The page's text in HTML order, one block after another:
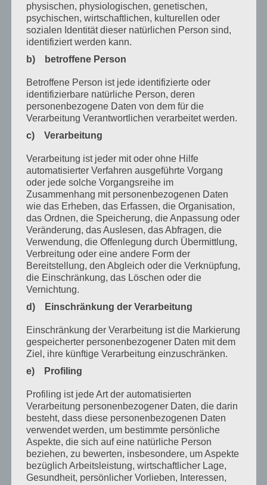
Dezember 2023
November 2023
Oktober 2023
September 2023
Juli 2023
Juni 2023
Mai 2023
April 2023
März 2023
Februar 2023
Dezember 2022
November 2022
Oktober 2022
September 2022
August 2022
Juli 2022
April 2022
Februar 2022
Januar 2022
Dezember 2021
Oktober 2021
September 2021
physischen, physiologischen, genetischen,
psychischen, wirtschaftlichen, kulturellen oder
sozialen Identität dieser natürlichen Person sind,
identifiziert werden kann.
b) betroffene Person
Betroffene Person ist jede identifizierte oder
identifizierbare natürliche Person, deren
personenbezogene Daten von dem für die
Verarbeitung Verantwortlichen verarbeitet werden.
c) Verarbeitung
Verarbeitung ist jeder mit oder ohne Hilfe
automatisierter Verfahren ausgeführte Vorgang
oder jede solche Vorgangsreihe im
Zusammenhang mit personenbezogenen Daten
wie das Erheben, das Erfassen, die Organisation,
das Ordnen, die Speicherung, die Anpassung oder
Veränderung, das Auslesen, das Abfragen, die
Verwendung, die Offenlegung durch Übermittlung,
Verbreitung oder eine andere Form der
Bereitstellung, den Abgleich oder die Verknüpfung,
die Einschränkung, das Löschen oder die
Vernichtung.
d) Einschränkung der Verarbeitung
Einschränkung der Verarbeitung ist die Markierung
gespeicherter personenbezogener Daten mit dem
Ziel, ihre künftige Verarbeitung einzuschränken.
e) Profiling
Profiling ist jede Art der automatisierten
Verarbeitung personenbezogener Daten, die darin
besteht, dass diese personenbezogenen Daten
verwendet werden, um bestimmte persönliche
Aspekte, die sich auf eine natürliche Person
beziehen, zu bewerten, insbesondere, um Aspekte
bezüglich Arbeitsleistung, wirtschaftlicher Lage,
Gesundheit, persönlicher Vorlieben, Interessen,